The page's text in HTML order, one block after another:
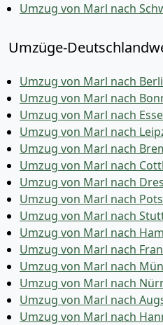
Umzug von Marl nach
Umzüge-
Umzug von Marl nach
Umzug von Marl nach
Umzug von Marl nach
Umzug von Marl nach
Umzug von Marl nach
Umzug von Marl nach
Umzug von Marl nach
Umzug von Marl nach
Umzug von Marl nach
Umzug von Marl nach
Umzug von Marl nach
Umzug von Marl nach
Umzug von Marl nach
Umzug von Marl nach
Umzug von Marl nach